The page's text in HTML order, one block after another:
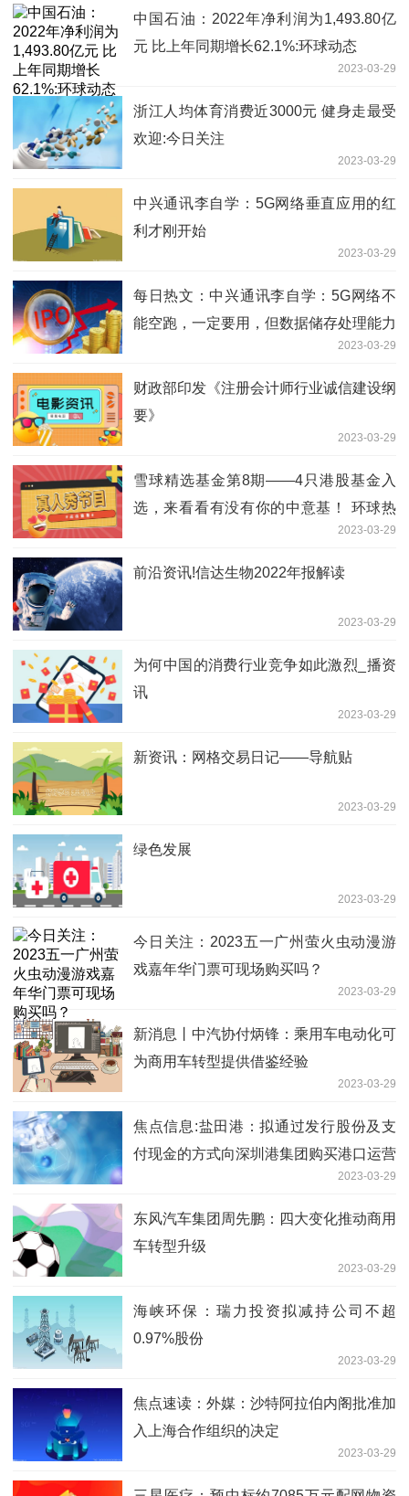
中国石油：2022年净利润为1,493.80亿
元 比上年同期增长62.1%:环球动态
2023-03-29
浙江人均体育消费近3000元 健身走最受
欢迎:今日关注
2023-03-29
中兴通讯李自学：5G网络垂直应用的红
利才刚开始
2023-03-29
每日热文：中兴通讯李自学：5G网络不
能空跑，一定要用，但数据储存处理能力
2023-03-29
财政部印发《注册会计师行业诚信建设纲
要》
2023-03-29
雪球精选基金第8期——4只港股基金入
选，来看看有没有你的中意基！ 环球热
2023-03-29
前沿资讯!信达生物2022年报解读
2023-03-29
为何中国的消费行业竞争如此激烈_播资
讯
2023-03-29
新资讯：网格交易日记——导航贴
2023-03-29
绿色发展
2023-03-29
今日关注：2023五一广州萤火虫动漫游
戏嘉年华门票可现场购买吗？
2023-03-29
新消息丨中汽协付炳锋：乘用车电动化可
为商用车转型提供借鉴经验
2023-03-29
焦点信息:盐田港：拟通过发行股份及支
付现金的方式向深圳港集团购买港口运营
2023-03-29
东风汽车集团周先鹏：四大变化推动商用
车转型升级
2023-03-29
海峡环保：瑞力投资拟减持公司不超
0.97%股份
2023-03-29
焦点速读：外媒：沙特阿拉伯内阁批准加
入上海合作组织的决定
2023-03-29